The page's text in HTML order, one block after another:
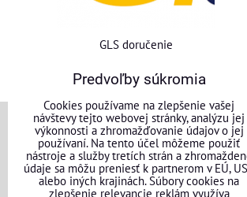
GLS doručenie
VŠEOBECNÉ INFORMÁCIE
Obchodné podmienky pre
Predvoľby súkromia
Cookies používame na zlepšenie vašej
návštevy tejto webovej stránky, analýzu jej
výkonnosti a zhromažďovanie údajov o jej
používaní. Na tento účel môžeme použiť
nástroje a služby tretích strán a
údaje sa môžu preniesť k partnerom v EÚ,
alebo iných krajinách. Súbory cookies na
zlepšenie relevancie reklám využíva